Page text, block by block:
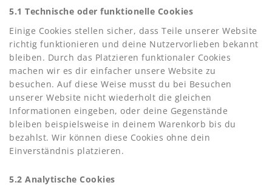
5.1 Technische oder funktionelle Cookies
Einige Cookies stellen sicher, dass Teile unserer Website
richtig funktionieren und deine Nutzervorlieben bekannt
bleiben. Durch das Platzieren funktionaler Cookies
machen wir es dir einfacher unsere Website zu
besuchen. Auf diese Weise musst du bei Besuchen
unserer Website nicht wiederholt die gleichen
Informationen eingeben, oder deine Gegenstände
bleiben beispielsweise in deinem Warenkorb bis du
bezahlst. Wir können diese Cookies ohne dein
Einverständnis platzieren.
5.2 Analytische Cookies